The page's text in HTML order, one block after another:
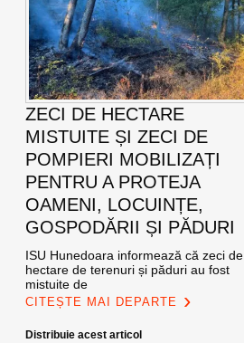
ZECI DE HECTARE
MISTUITE ȘI ZECI DE
POMPIERI MOBILIZAȚI
PENTRU A PROTEJA
OAMENI, LOCUINȚE,
GOSPODĂRII ȘI PĂDURI
ISU Hunedoara informează că zeci de
hectare de terenuri și păduri au fost
mistuite de
CITEȘTE MAI DEPARTE
Distribuie acest articol